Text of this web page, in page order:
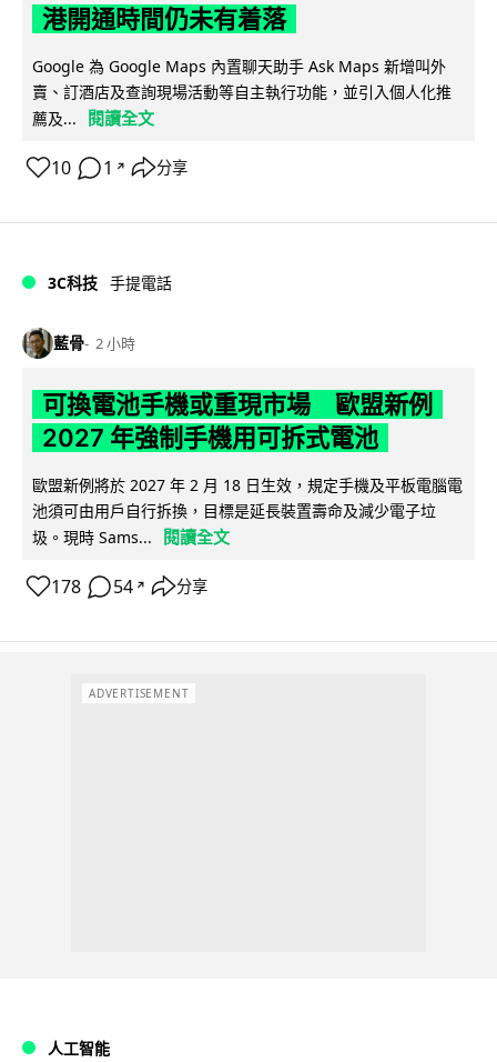
港開通時間仍未有着落
Google 為 Google Maps 內置聊天助手 Ask Maps 新增叫外
賣、訂酒店及查詢現場活動等自主執行功能，並引入個人化推
薦及...
閱讀全文
10 1 ↗ 分享
3C科技 手提電話
藍骨 2 小時
可換電池手機或重現市場 歐盟新例
2027 年強制手機用可拆式電池
歐盟新例將於 2027 年 2 月 18 日生效，規定手機及平板電腦電
池須可由用戶自行拆換，目標是延長裝置壽命及減少電子垃
圾。現時 Sams...
閱讀全文
178 54 ↗ 分享
ADVERTISEMENT
人工智能